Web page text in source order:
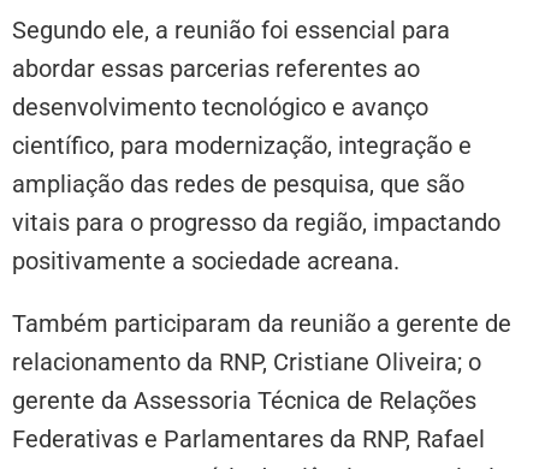
Segundo ele, a reunião foi essencial para
abordar essas parcerias referentes ao
desenvolvimento tecnológico e avanço
científico, para modernização, integração e
ampliação das redes de pesquisa, que são
vitais para o progresso da região, impactando
positivamente a sociedade acreana.
Também participaram da reunião a gerente de
relacionamento da RNP, Cristiane Oliveira; o
gerente da Assessoria Técnica de Relações
Federativas e Parlamentares da RNP, Rafael